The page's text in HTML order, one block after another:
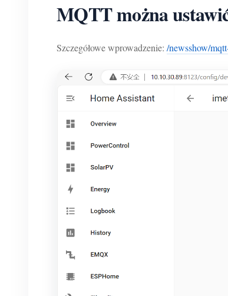
MQTT można
Szczegółowe wprowadzenie: /newsshow/